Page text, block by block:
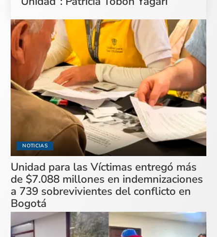
NOTICIAS
Unidad para las Víctimas entregó más
de $7.088 millones en indemnizaciones
a 739 sobrevivientes del conflicto en
Bogotá